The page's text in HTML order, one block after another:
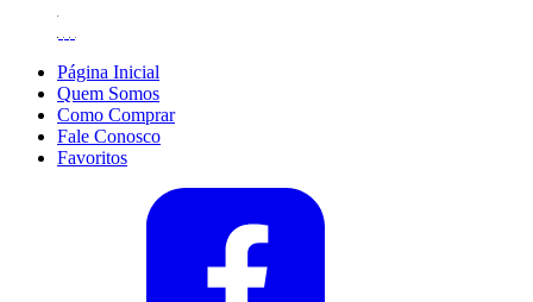
Página Inicial
Quem Somos
Como Comprar
Fale Conosco
Favoritos